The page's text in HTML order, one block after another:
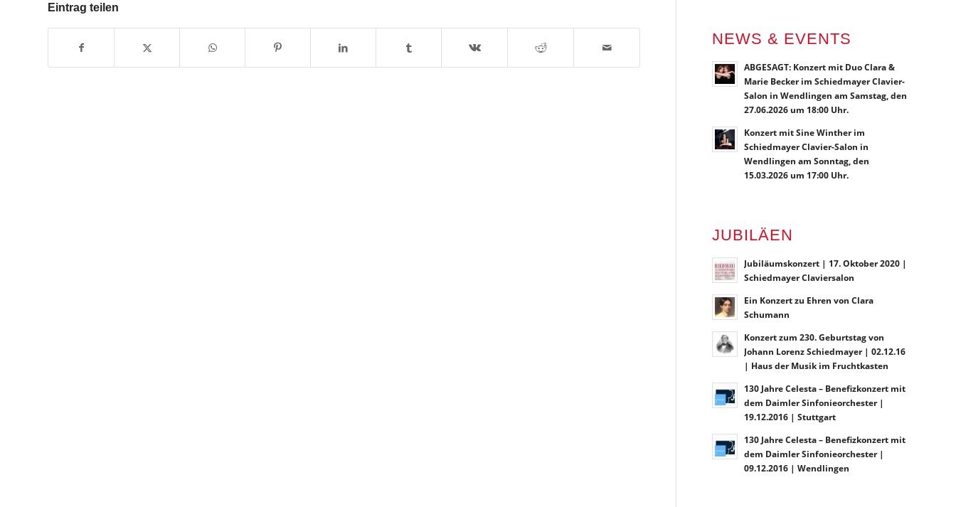
Eintrag teilen
NEWS & EVENTS
ABGESAGT: Konzert mit Duo Clara &
Marie Becker im Schiedmayer Clavier-
Salon in Wendlingen am Samstag, den
27.06.2026 um 18:00 Uhr.
Konzert mit Sine Winther im
Schiedmayer Clavier-Salon in
Wendlingen am Sonntag, den
15.03.2026 um 17:00 Uhr.
JUBILÄEN
Jubiläumskonzert | 17. Oktober 2020 |
Schiedmayer Claviersalon
Ein Konzert zu Ehren von Clara
Schumann
Konzert zum 230. Geburtstag von
Johann Lorenz Schiedmayer | 02.12.16
| Haus der Musik im Fruchtkasten
130 Jahre Celesta – Benefizkonzert mit
dem Daimler Sinfonieorchester |
19.12.2016 | Stuttgart
130 Jahre Celesta – Benefizkonzert mit
dem Daimler Sinfonieorchester |
09.12.2016 | Wendlingen